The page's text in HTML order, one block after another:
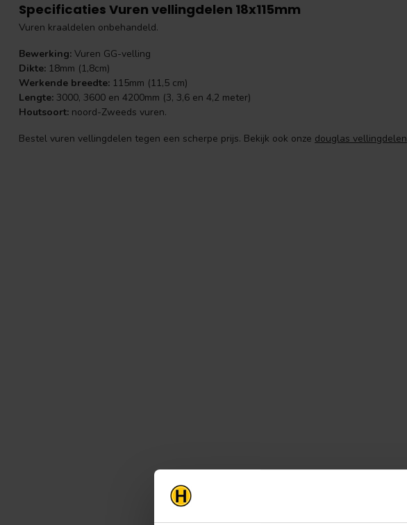
Specificaties Vuren vellingdelen 18x115mm
Vuren kraaldelen onbehandeld.
Bewerking: Vuren GG-velling
Dikte: 18mm (1,8cm)
Werkende breedte: 115mm (11,5 cm)
Lengte: 3000, 3600 en 4200mm (3, 3,6 en 4,2 meter)
Houtsoort: noord-Zweeds vuren.
Bestel vuren vellingdelen tegen een scherpe prijs. Bekijk ook onze douglas vellingdelen